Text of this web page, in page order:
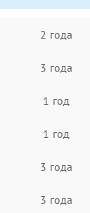
2 года
3 года
1 год
1 год
3 года
3 года